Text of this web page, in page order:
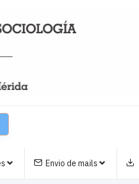
Envio de mails